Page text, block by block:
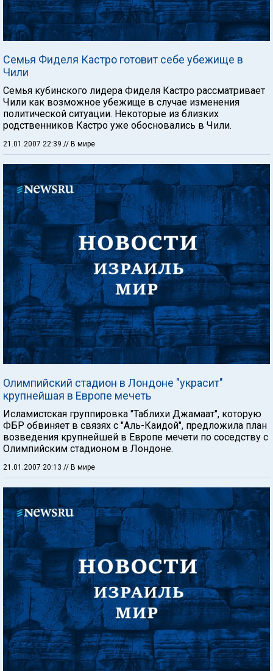
Семья Фиделя Кастро готовит себе убежище в
Чили
Семья кубинского лидера Фиделя Кастро рассматривает
Чили как возможное убежище в случае изменения
политической ситуации. Некоторые из близких
родственников Кастро уже обосновались в Чили.
21.01.2007 22:39 // В мире
Олимпийский стадион в Лондоне "украсит"
крупнейшая в Европе мечеть
Исламистская группировка "Таблихи Джамаат", которую
ФБР обвиняет в связях с "Аль-Каидой", предложила план
возведения крупнейшей в Европе мечети по соседству с
Олимпийским стадионом в Лондоне.
21.01.2007 20:13 // В мире